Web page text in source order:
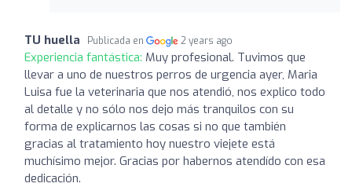
TU huella Publicada en 2 years ago
Experiencia fantástica: Muy profesional. Tuvimos que
llevar a uno de nuestros perros de urgencia ayer, Maria
Luisa fue la veterinaria que nos atendió, nos explico todo
al detalle y no sólo nos dejo más tranquilos con su
forma de explicarnos las cosas si no que también
gracias al tratamiento hoy nuestro viejete está
muchísimo mejor. Gracias por habernos atendído con esa
dedicación.